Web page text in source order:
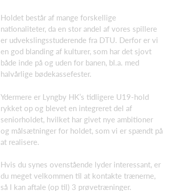
Holdet består af mange forskellige
nationaliteter, da en stor andel af vores spillere
er udvekslingsstuderende fra DTU. Derfor er vi
en god blanding af kulturer, som har det sjovt
både inde på og uden for banen, bl.a. med
halvårlige bødekassefester.
Ydermere er Lyngby HK’s tidligere U19-hold
rykket op og blevet en integreret del af
seniorholdet, hvilket har givet nye ambitioner
og målsætninger for holdet, som vi er spændt på
at realisere.
Hvis du synes ovenstående lyder interessant, er
du meget velkommen til at kontakte trænerne,
så I kan aftale (op til) 3 prøvetræninger.